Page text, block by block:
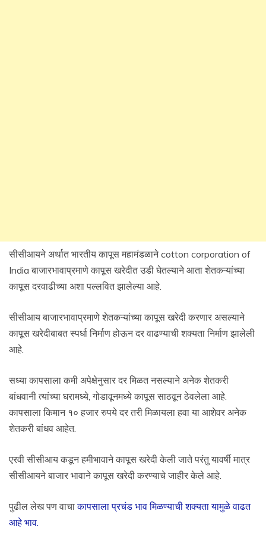
सीसीआयने अर्थात भारतीय कापूस महामंडळाने cotton corporation of
India बाजारभावाप्रमाणे कापूस खरेदीत उडी घेतल्याने आता शेतकऱ्यांच्या
कापूस दरवाढीच्या अशा पल्लवित झालेल्या आहे.
सीसीआय बाजारभावाप्रमाणे शेतकऱ्यांच्या कापूस खरेदी करणार असल्याने
कापूस खरेदीबाबत स्पर्धा निर्माण होऊन दर वाढण्याची शक्यता निर्माण झालेली
आहे.
सध्या कापसाला कमी अपेक्षेनुसार दर मिळत नसल्याने अनेक शेतकरी
बांधवानी त्यांच्या घरामध्ये, गोडावूनमध्ये कापूस साठवून ठेवलेला आहे.
कापसाला किमान १० हजार रुपये दर तरी मिळायला हवा या आशेवर अनेक
शेतकरी बांधव आहेत.
एरवी सीसीआय कडून हमीभावाने कापूस खरेदी केली जाते परंतु यावर्षी मात्र
सीसीआयने बाजार भावाने कापूस खरेदी करण्याचे जाहीर केले आहे.
पुढील लेख पण वाचाकापसाला प्रचंड भाव मिळण्याची शक्यता यामुळे वाढत
आहे भाव.